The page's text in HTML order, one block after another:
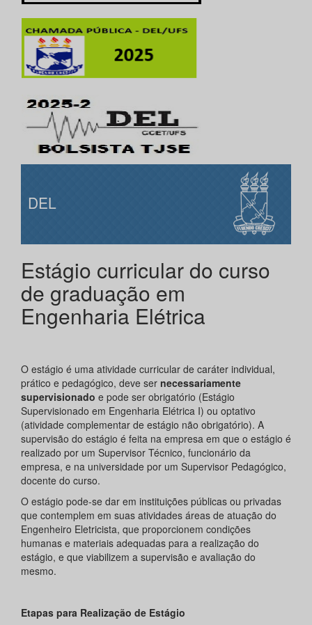
DEL
Estágio curricular do curso
de graduação em
Engenharia Elétrica
O estágio é uma atividade curricular de caráter individual,
prático e pedagógico, deve ser necessariamente
supervisionado e pode ser obrigatório (Estágio
Supervisionado em Engenharia Elétrica I) ou optativo
(atividade complementar de estágio não obrigatório). A
supervisão do estágio é feita na empresa em que o estágio é
realizado por um Supervisor Técnico, funcionário da
empresa, e na universidade por um Supervisor Pedagógico,
docente do curso.
O estágio pode-se dar em instituições públicas ou privadas
que contemplem em suas atividades áreas de atuação do
Engenheiro Eletricista, que proporcionem condições
humanas e materiais adequadas para a realização do
estágio, e que viabilizem a supervisão e avaliação do
mesmo.
Etapas para Realização de Estágio